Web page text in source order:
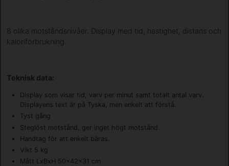
8 olika motståndsnivåer. Display med tid, hastighet, distans och
kaloriförbrukning.
Teknisk data:
Display som visar tid, varv per minut samt totalt antal varv.
Displayens text är på Tyska, men enkelt att förstå.
Tyst gång
Steglöst motstånd, ger inget högt motstånd.
Handtag för att enkelt bäras.
Vikt 5 kg
Mått LxBxH 50x42x31 cm